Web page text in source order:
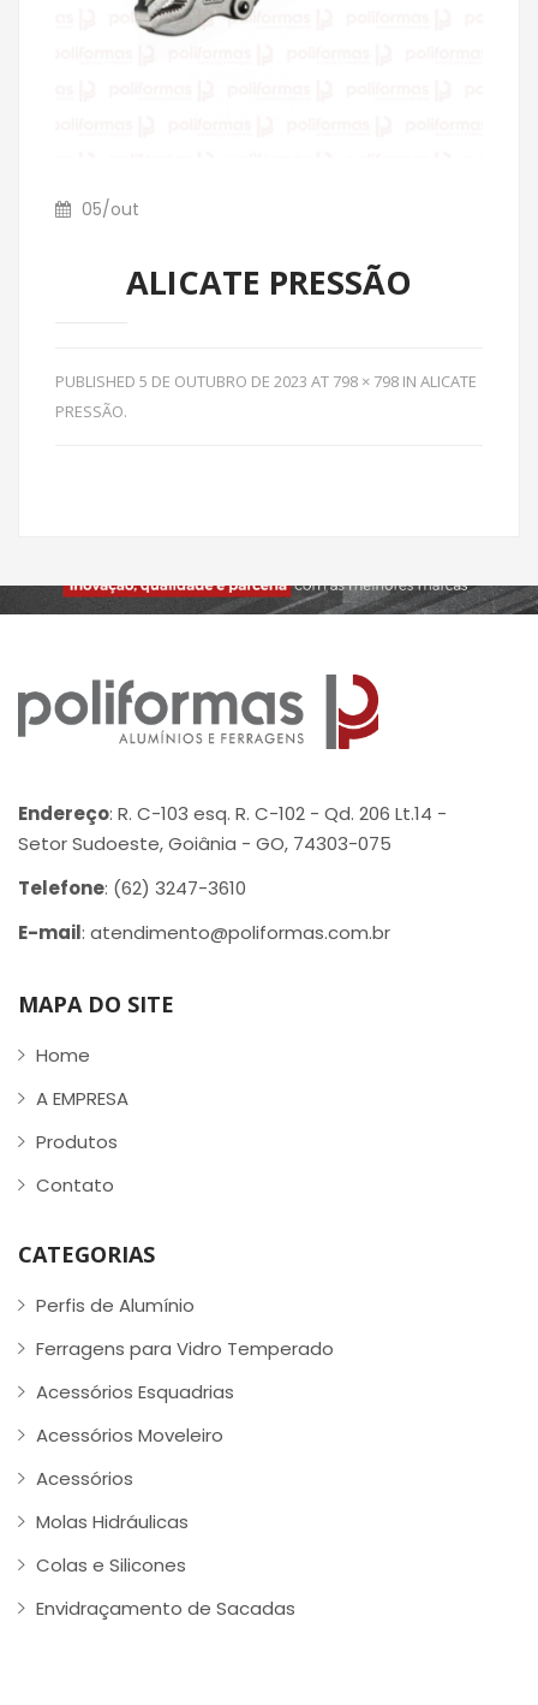
05/out
ALICATE PRESSÃO
PUBLISHED 5 DE OUTUBRO DE 2023 AT 798 × 798 IN ALICATE
PRESSÃO.
Endereço: R. C-103 esq. R. C-102 - Qd. 206 Lt.14 -
Setor Sudoeste, Goiânia - GO, 74303-075
Telefone: (62) 3247-3610
E-mail: atendimento@poliformas.com.br
MAPA DO SITE
Home
A EMPRESA
Produtos
Contato
CATEGORIAS
Perfis de Alumínio
Ferragens para Vidro Temperado
Acessórios Esquadrias
Acessórios Moveleiro
Acessórios
Molas Hidráulicas
Colas e Silicones
Envidraçamento de Sacadas